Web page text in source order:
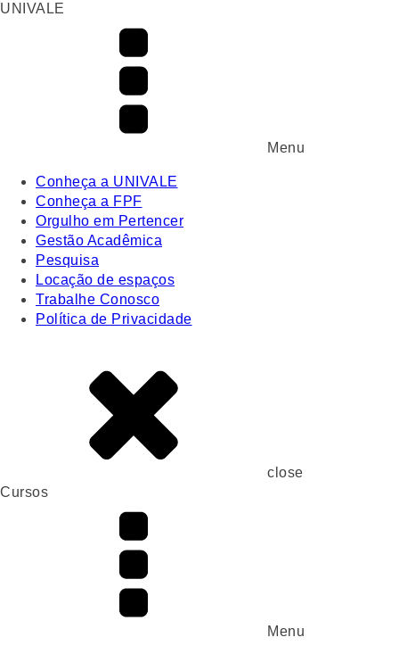
UNIVALE
Menu
Conheça a UNIVALE
Conheça a FPF
Orgulho em Pertencer
Gestão Acadêmica
Pesquisa
Locação de espaços
Trabalhe Conosco
Política de Privacidade
close
Cursos
Menu